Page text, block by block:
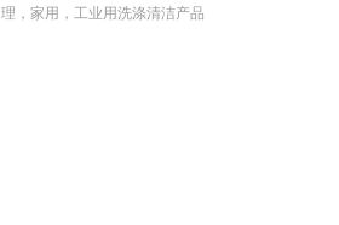
理，家用，工业用洗涤清洁产品